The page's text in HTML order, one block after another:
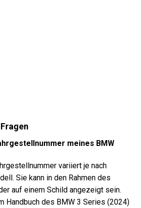
meines BMW
variiert je nach
Sie kann in den Rahmen des
auf einem Schild angezeigt sein.
Handbuch des BMW 3 Series (2024)